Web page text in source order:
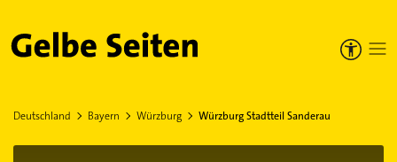
Gelbe Seiten
Deutschland Bayern Würzburg Würzburg Stadtteil Sanderau